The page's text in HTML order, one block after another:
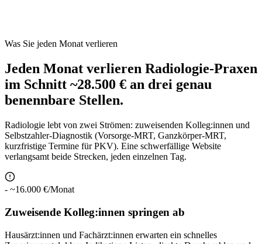
Was Sie jeden Monat verlieren
Jeden Monat verlieren Radiologie-Praxen
im Schnitt ~28.500 € an drei genau
benennbare Stellen.
Radiologie lebt von zwei Strömen: zuweisenden Kolleg:innen und
Selbstzahler-Diagnostik (Vorsorge-MRT, Ganzkörper-MRT,
kurzfristige Termine für PKV). Eine schwerfällige Website
verlangsamt beide Strecken, jeden einzelnen Tag.
- ~16.000 €/Monat
Zuweisende Kolleg:innen springen ab
Hausärzt:innen und Fachärzt:innen erwarten ein schnelles